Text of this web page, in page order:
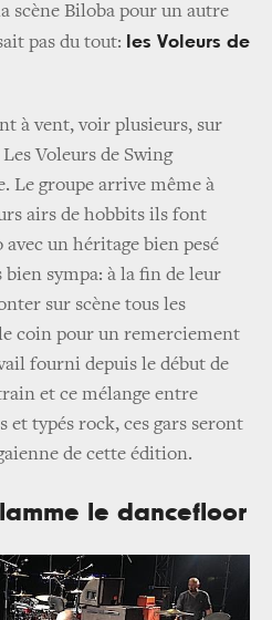
scène Biloba pour un autre
pas du tout: les Voleurs de
à vent, voir plusieurs, sur
Voleurs de Swing
Le groupe arrive même à
airs de hobbits ils font
un héritage bien pesé
bien sympa: à la fin de leur
sur scène tous les
coin pour un remerciement
fourni depuis le début de
et ce mélange entre
typés rock, ces gars seront
de cette édition.
le dancefloor